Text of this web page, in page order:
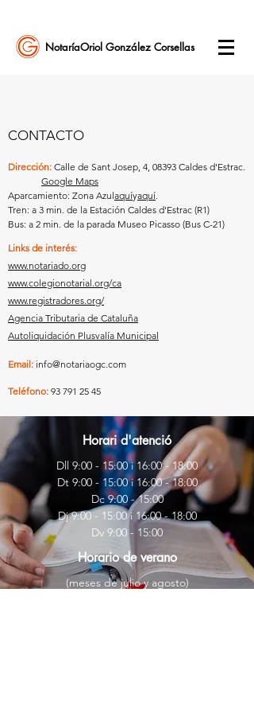
NotaríaOriol González Corsellas
CONTACTO
Dirección: Calle de Sant Josep, 4, 08393 Caldes d'Estrac.
Google Maps
Aparcamiento: Zona Azulaquíyaquí.
Tren: a 3 min. de la Estación Caldes d'Estrac (R1)
Bus: a 2 min. de la parada Museo Picasso (Bus C-21)
Links de interés:
www.notariado.org
www.colegionotarial.org/ca
www.registradores.org/
Agencia Tributaria de Cataluña
Autoliquidación Plusvalía Municipal
Email: info@notariaogc.com
Teléfono: 93 791 25 45
Horari d'atenció
Dll 9:00 - 15:00 i 16:00 - 18:00
Dt 9:00 - 15:00 i 16:00 - 18:00
Dc 9:00-15:00
Dj 9:00- 15:00 i 16:00 - 18:00
Dv 9:00 - 15:00
Horario de verano
(meses de julio y agosto)